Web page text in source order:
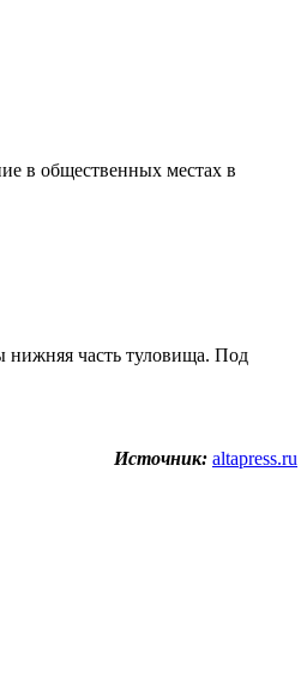
в общественных местах в
нижняя часть туловища. Под
Источник: altapress.ru